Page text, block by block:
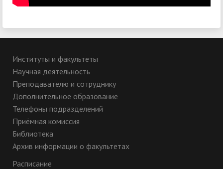
Институты и факультеты
Научная деятельность
Преподавателю и сотруднику
Дополнительное образование
Телефоны подразделений
Приёмная комиссия
Библиотека
Архив информации о факультетах
Расписание